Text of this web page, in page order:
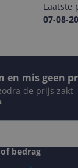
Laatste
07-08-
en mis geen
de prijs zakt
bedrag